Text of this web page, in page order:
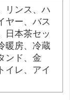
リンス、ハ
ヤー、バス
日本茶セッ
暖房、冷蔵
ンド、金
イレ、アイ